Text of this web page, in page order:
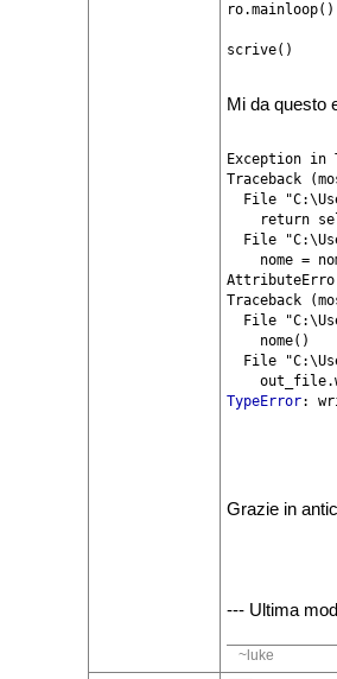
ro.mainloop()
Mi da questo
Exception in
Traceback
File
return
File
nome =
Traceback
File
    nome()
File
TypeError
Grazie in
--- Ultima
~luke